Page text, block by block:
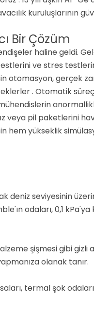
kuruluşlarının
Bir Çözüm
haline geldi.
ve stres
otomasyon, gerçek
. Otomatik
veya pil paketlerini
hem yükseklik
deniz seviyesinin
odaları, 0,1
şişmesi gibi gizli
olanak tanır.
termal şok